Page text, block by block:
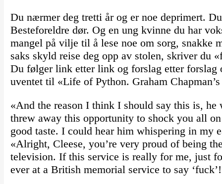
Du nærmer deg tretti år og er noe deprimert.
Besteforeldre dør. Og en ung kvinne du har
mangel på vilje til å lese noe om sorg, snakke
saks skyld reise deg opp av stolen, skriver du
Du følger link etter link og forslag etter forslag
uventet til «Life of Python. Graham
«And the reason I think I should say this is,
threw away this opportunity to shock you all
good taste. I could hear him whispering in my
«Alright, Cleese, you’re very proud of being
television. If this service is really for me, just
ever at a British memorial service to say